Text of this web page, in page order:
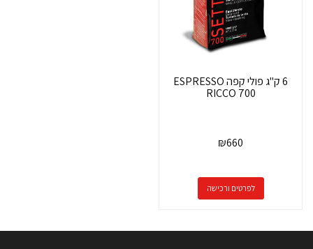
6 ק"ג פולי קפה ESPRESSO
RICCO 700
₪660
לפרטים ורכישה